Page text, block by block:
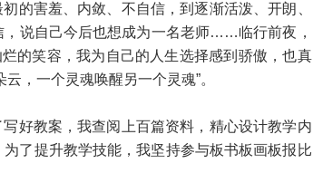
的害羞、内敛、不自信，到逐渐活泼、开朗、
说自己今后也想成为一名老师……临行前夜，
的笑容，我为自己的人生选择感到骄傲，也真
，一个灵魂唤醒另一个灵魂”。
好教案，我查阅上百篇资料，精心设计教学内
了提升教学技能，我坚持参与板书板画板报比